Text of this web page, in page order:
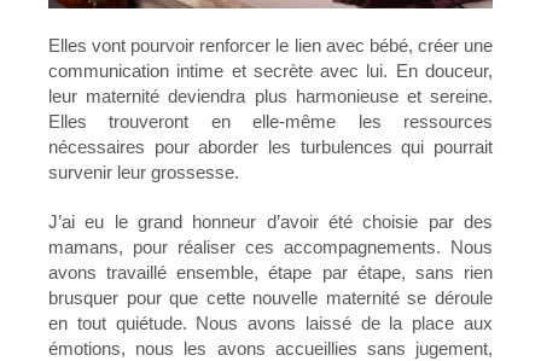
Elles vont pourvoir renforcer le lien avec bébé, créer une
communication intime et secrète avec lui. En douceur,
leur maternité deviendra plus harmonieuse et sereine.
Elles trouveront en elle-même les ressources
nécessaires pour aborder les turbulences qui pourrait
survenir leur grossesse.
J’ai eu le grand honneur d’avoir été choisie par des
mamans, pour réaliser ces accompagnements. Nous
avons travaillé ensemble, étape par étape, sans rien
brusquer pour que cette nouvelle maternité se déroule
en tout quiétude. Nous avons laissé de la place aux
émotions, nous les avons accueillies sans jugement,